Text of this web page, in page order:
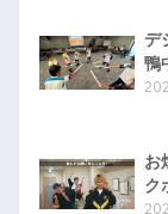
デ
鴨
お
ク